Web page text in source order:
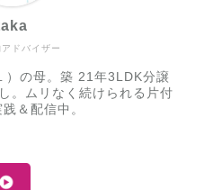
ドバイザー
）の母。築 21年3LDK分譲
。ムリなく続けられる片付
＆配信中。